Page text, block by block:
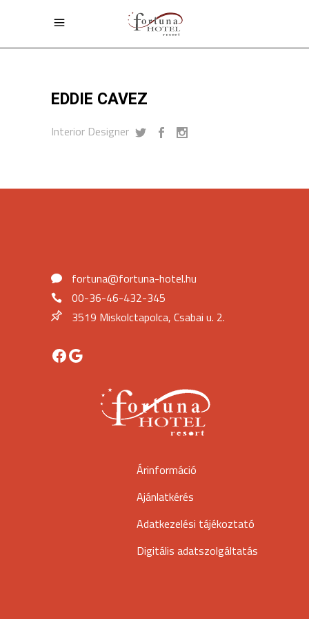
EDDIE CAVEZ
Interior Designer
fortuna@fortuna-hotel.hu
00-36-46-432-345
3519 Miskolctapolca, Csabai u. 2.
Facebook
Google
Árinformáció
Ajánlatkérés
Adatkezelési tájékoztató
Digitális adatszolgáltatás